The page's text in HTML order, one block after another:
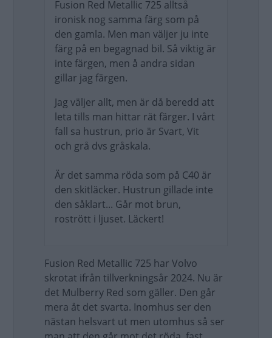
Fusion Red Metallic 725 alltså
ironisk nog samma färg som på
den gamla. Men man väljer ju inte
färg på en begagnad bil. Så viktig är
inte färgen, men å andra sidan
gillar jag färgen.
Jag väljer allt, men är då beredd att
leta tills man hittar rät färger. I vårt
fall sa hustrun, prio är Svart, Vit
och grå dvs gråskala.
Är det samma röda som på C40 är
den skitläcker. Hustrun gillade inte
den såklart... Går mot brun,
rostrött i ljuset. Läckert!
Fusion Red Metallic 725 har Volvo
skrotat ifrån tillverkningsår 2024. Nu är
det Mulberry Red som gäller. Den går
mera åt det svarta. Inomhus ser den
nästan helsvart ut men utomhus så ser